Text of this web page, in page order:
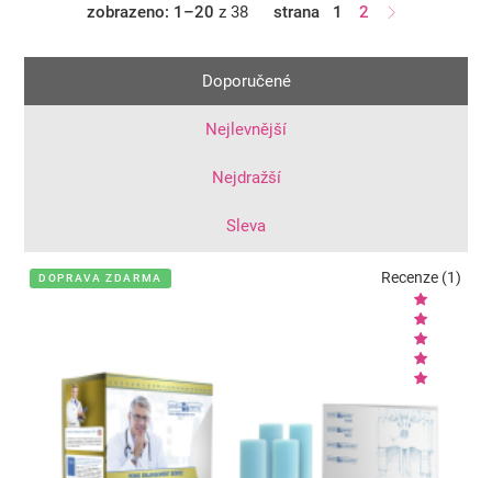
zobrazeno: 1–20 z 38 strana 1 2
Doporučené
Nejlevnější
Nejdražší
Sleva
DOPRAVA ZDARMA Recenze (1)